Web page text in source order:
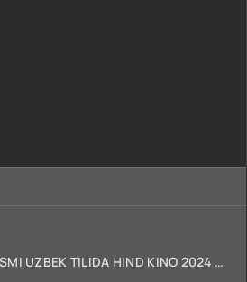
SALAAR 2 QISMI UZBEK TILIDA HIND KINO 2024 TARJIMA 720p HD Skachat